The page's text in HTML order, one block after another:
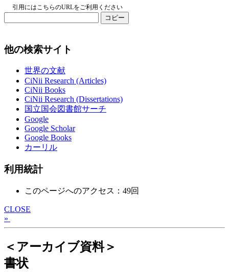
引用にはこちらのURLをご利用ください
コピー
他の検索サイト
世界の文献
CiNii Research (Articles)
CiNii Books
CiNii Research (Dissertations)
国立国会図書館サーチ
Google
Google Scholar
Google Books
カーリル
利用統計
このページへのアクセス：49回
CLOSE
»
＜アーカイブ資料＞
書状